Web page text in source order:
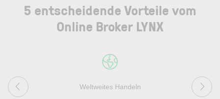
5 entscheidende Vorteile vom
Online Broker LYNX
Weltweites Handeln